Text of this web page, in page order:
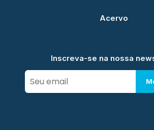
Acervo
Inscreva-se na nossa